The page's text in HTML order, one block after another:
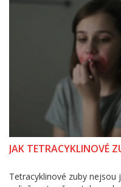
JAK TETRACYKLINOVÉ
Tetracyklinové zuby